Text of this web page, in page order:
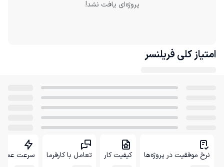
پروژه‌ای یافت نشد!
امتیاز کلی فریلنسر
نرخ موفقیت در پروژه‌ها کیفیت کار تعامل با کارفرما سرعت عمل